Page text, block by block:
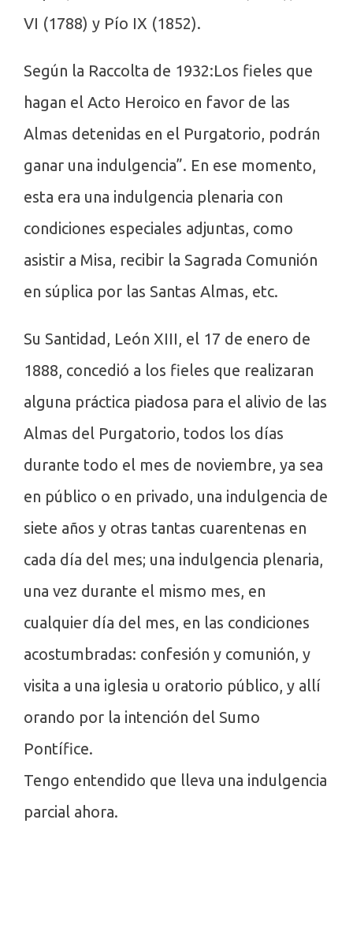
VI (1788) y Pío IX (1852).
Según la Raccolta de 1932:Los fieles que
hagan el Acto Heroico en favor de las
Almas detenidas en el Purgatorio, podrán
ganar una indulgencia”. En ese momento,
esta era una indulgencia plenaria con
condiciones especiales adjuntas, como
asistir a Misa, recibir la Sagrada Comunión
en súplica por las Santas Almas, etc.
Su Santidad, León XIII, el 17 de enero de
1888, concedió a los fieles que realizaran
alguna práctica piadosa para el alivio de las
Almas del Purgatorio, todos los días
durante todo el mes de noviembre, ya sea
en público o en privado, una indulgencia de
siete años y otras tantas cuarentenas en
cada día del mes; una indulgencia plenaria,
una vez durante el mismo mes, en
cualquier día del mes, en las condiciones
acostumbradas: confesión y comunión, y
visita a una iglesia u oratorio público, y allí
orando por la intención del Sumo
Pontífice.
Tengo entendido que lleva una indulgencia
parcial ahora.